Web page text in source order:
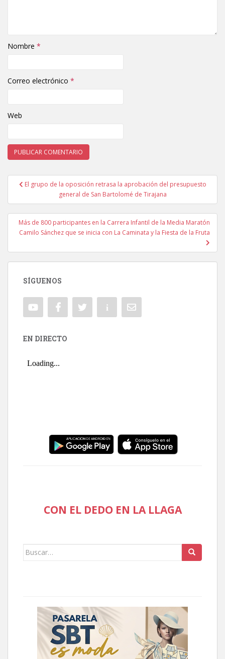
Nombre *
Correo electrónico *
Web
Navegación de entradas
El grupo de la oposición retrasa la aprobación del presupuesto
general de San Bartolomé de Tirajana
Más de 800 participantes en la Carrera Infantil de la Media Maratón
Camilo Sánchez que se inicia con La Caminata y la Fiesta de la Fruta
SÍGUENOS
EN DIRECTO
CON EL DEDO EN LA LLAGA
Buscar: